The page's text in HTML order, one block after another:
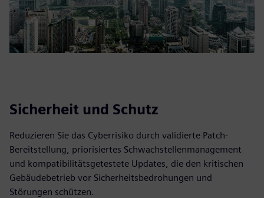
Sicherheit und Schutz
Reduzieren Sie das Cyberrisiko durch validierte Patch-
Bereitstellung, priorisiertes Schwachstellenmanagement
und kompatibilitätsgetestete Updates, die den kritischen
Gebäudebetrieb vor Sicherheitsbedrohungen und
Störungen schützen.